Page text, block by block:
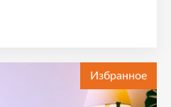
Избранное